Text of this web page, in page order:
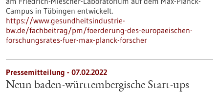
Campus in Tübingen entwickelt.
https://www.gesundheitsindustrie-
bw.de/fachbeitrag/pm/foerderung-des-europaeischen-
forschungsrates-fuer-max-planck-forscher
Pressemitteilung - 07.02.2022
Neun baden-württembergische Start-ups